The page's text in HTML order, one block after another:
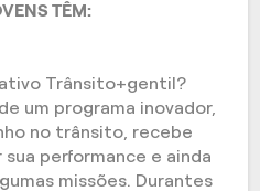
TÊM:
Trânsito+gentil?
um programa inovador,
no trânsito, recebe
performance e ainda
missões. Durantes